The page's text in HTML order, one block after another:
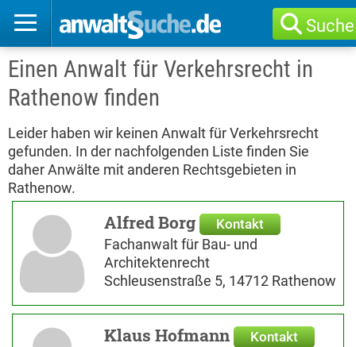
Suche
Einen Anwalt für Verkehrsrecht in
Rathenow finden
Leider haben wir keinen Anwalt für Verkehrsrecht
gefunden. In der nachfolgenden Liste finden Sie
daher Anwälte mit anderen Rechtsgebieten in
Rathenow.
Alfred Borg Kontakt
Fachanwalt für Bau- und
Architektenrecht
Schleusenstraße 5, 14712 Rathenow
Klaus Hofmann Kontakt